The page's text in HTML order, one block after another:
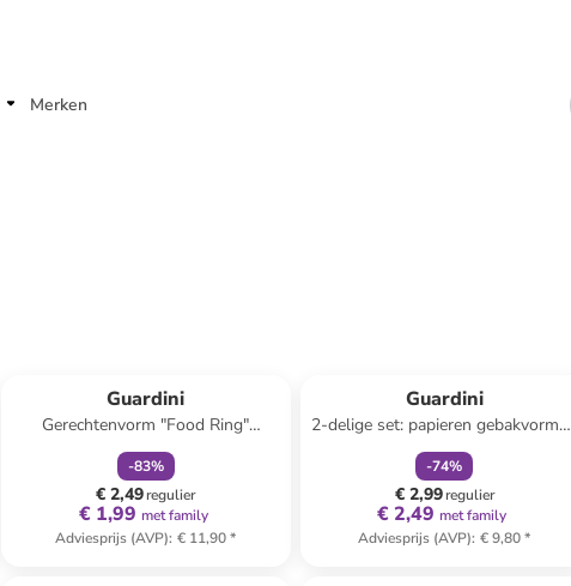
Merken
Guardini
Gerechtenvorm "Food Ring"
zilverkleurig - (B)6 x (D)6 cm
-83%
€ 2,49regulier
€ 1,99 met family
Adviesprijs (AVP): € 11,90*
Guardini
2-delige set: papieren gebakvormen
beige - 2x 2 stuks
-74%
€ 2,99regulier
€ 2,49 met family
Adviesprijs (AVP): € 9,80*